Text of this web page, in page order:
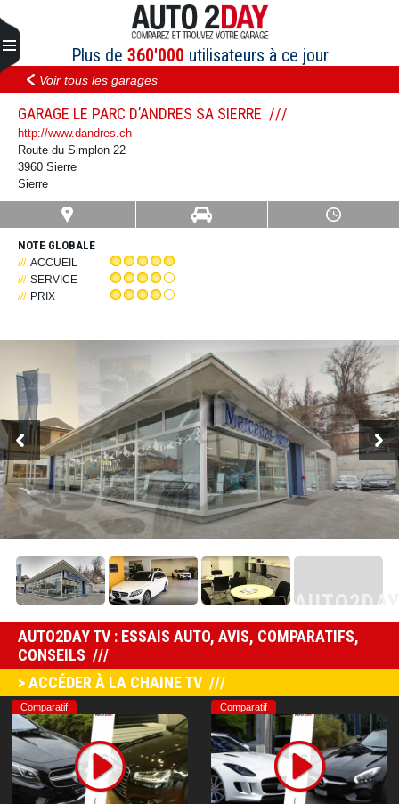
au
contenu
Plus de 360'000 utilisateurs à ce jour
Voir tous les garages
GARAGE LE PARC D’ANDRES SA SIERRE
http://www.dandres.ch
Route du Simplon 22
3960 Sierre
Sierre
NOTE GLOBALE
ACCUEIL
SERVICE
PRIX
AUTO2DAY
AUTO2DAY TV : ESSAIS AUTO, AVIS, COMPARATIFS,
CONSEILS
> ACCÉDER À LA CHAINE TV
Comparatif Comparatif